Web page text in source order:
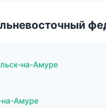
на-Амуре
Амуре